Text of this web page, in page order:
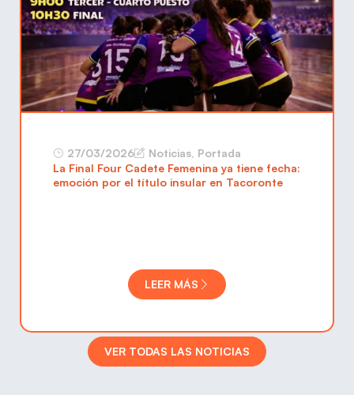
LEER MÁS
27/03/2026 Noticias, Portada
La Final Four Cadete Femenina ya tiene fecha:
emoción por el título insular en Tacoronte
LEER MÁS
VER TODAS LAS NOTICIAS